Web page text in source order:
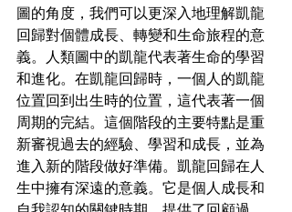
圖的角度，我們可以更深入地理解凱龍
回歸對個體成長、轉變和生命旅程的意
義。人類圖中的凱龍代表著生命的學習
和進化。在凱龍回歸時，一個人的凱龍
位置回到出生時的位置，這代表著一個
周期的完結。這個階段的主要特點是重
新審視過去的經驗、學習和成長，並為
進入新的階段做好準備。凱龍回歸在人
生中擁有深遠的意義。它是個人成長和